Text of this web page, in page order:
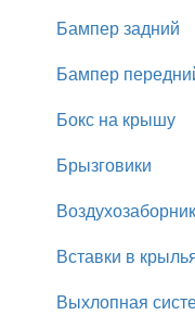
Бампер задний
Бампер
Бокс на крышу
Брызговики
Воздухозаборник
Вставки в
Выхлопная